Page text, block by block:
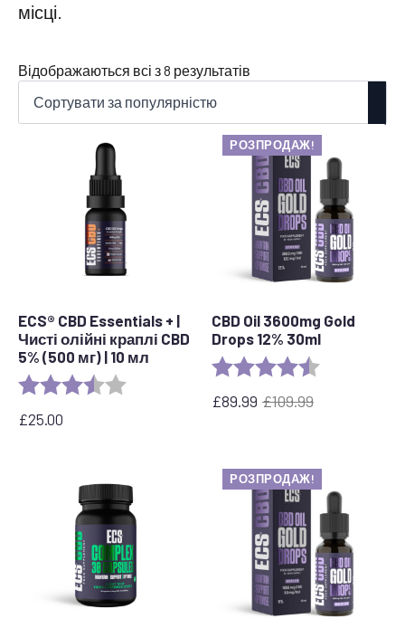
місці.
Відображаються всі з 8 результатів
ECS® CBD Essentials + |
Чисті олійні краплі CBD
5% (500 мг) | 10 мл
Rating: 3.8 out of 5 stars
£25.00
РОЗПРОДАЖ!
CBD Oil 3600mg Gold
Drops 12% 30ml
Rating:
£109.99
Оригінальна
£89.99
Поточна
РОЗПРОДАЖ!